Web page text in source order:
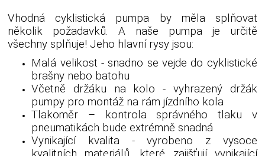
Vhodná cyklistická pumpa by měla splňovat
několik požadavků. A naše pumpa je určitě
všechny splňuje! Jeho hlavní rysy jsou:
Malá velikost - snadno se vejde do cyklistické
brašny nebo batohu
Včetně držáku na kolo - vyhrazený držák
pumpy pro montáž na rám jízdního kola
Tlakoměr – kontrola správného tlaku v
pneumatikách bude extrémně snadná
Vynikající kvalita - vyrobeno z vysoce